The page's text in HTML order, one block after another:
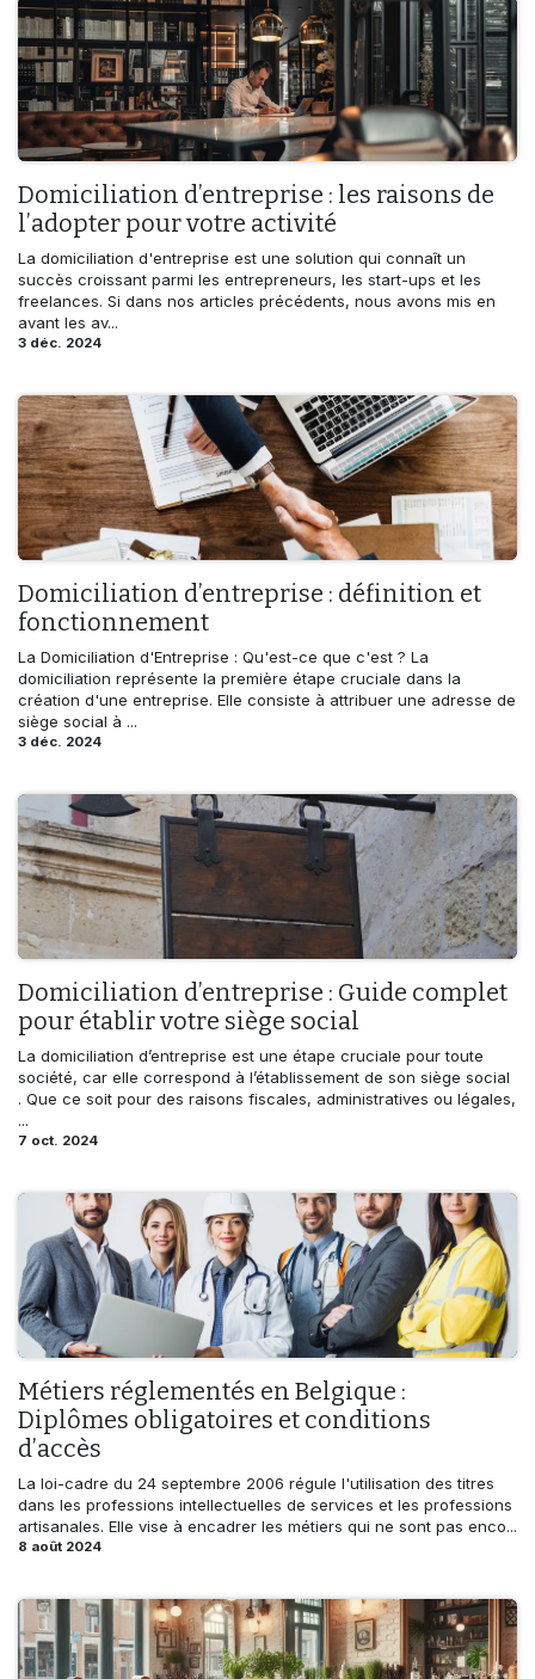
Domiciliation d’entreprise : les raisons de
l’adopter pour votre activité
La domiciliation d'entreprise est une solution qui connaît un
succès croissant parmi les entrepreneurs, les start-ups et les
freelances. Si dans nos articles précédents, nous avons mis en
avant les av...
3 déc. 2024
Domiciliation d’entreprise : définition et
fonctionnement
La Domiciliation d'Entreprise : Qu'est-ce que c'est ? La
domiciliation représente la première étape cruciale dans la
création d'une entreprise. Elle consiste à attribuer une adresse de
siège social à ...
3 déc. 2024
Domiciliation d’entreprise : Guide complet
pour établir votre siège social
La domiciliation d’entreprise est une étape cruciale pour toute
société, car elle correspond à l’établissement de son siège social
. Que ce soit pour des raisons fiscales, administratives ou légales,
...
7 oct. 2024
Métiers réglementés en Belgique :
Diplômes obligatoires et conditions
d’accès
La loi-cadre du 24 septembre 2006 régule l'utilisation des titres
dans les professions intellectuelles de services et les professions
artisanales. Elle vise à encadrer les métiers qui ne sont pas enco...
8 août 2024